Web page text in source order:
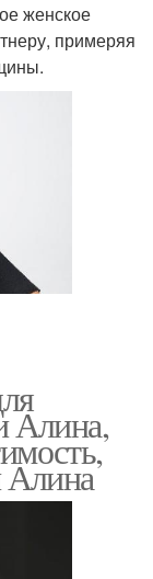
женское
примеряя
Алина,
Алина